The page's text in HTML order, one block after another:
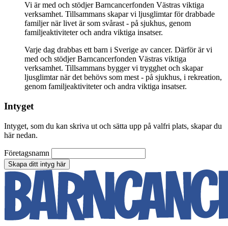
Vi är med och stödjer Barncancerfonden Västras viktiga
verksamhet. Tillsammans skapar vi ljusglimtar för drabbade
familjer när livet är som svårast - på sjukhus, genom
familjeaktiviteter och andra viktiga insatser.
Varje dag drabbas ett barn i Sverige av cancer. Därför är vi
med och stödjer Barncancerfonden Västras viktiga
verksamhet. Tillsammans bygger vi trygghet och skapar
ljusglimtar när det behövs som mest - på sjukhus, i rekreation,
genom familjeaktiviteter och andra viktiga insatser.
Intyget
Intyget, som du kan skriva ut och sätta upp på valfri plats, skapar du
här nedan.
Företagsnamn
Skapa ditt intyg här